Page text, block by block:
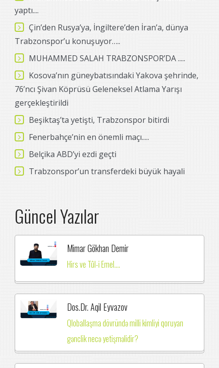
yaptı....
Çin’den Rusya’ya, İngiltere’den İran’a, dünya
Trabzonspor’u konuşuyor…..
MUHAMMED SALAH TRABZONSPOR’DA .....
Kosova’nın güneybatısındaki Yakova şehrinde,
76’ncı Şivan Köprüsü Geleneksel Atlama Yarışı
gerçekleştirildi
Beşiktaş’ta yetişti, Trabzonspor bitirdi
Fenerbahçe’nin en önemli maçı.....
Belçika ABD’yi ezdi geçti
Trabzonspor’un transferdeki büyük hayali
Güncel Yazılar
Mimar Gökhan Demir
Hirs ve Tûl-i Emel....
Dos.Dr. Aqil Eyvazov
Qloballaşma dövründə milli kimliyi qoruyan
gənclik necə yetişməlidir?